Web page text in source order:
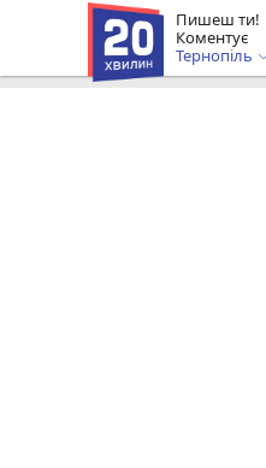
Пишеш ти!
Коментує
Тернопіль